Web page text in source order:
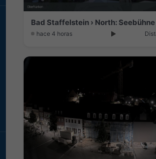
Bad Staffelstein › North:
hace 4 horas